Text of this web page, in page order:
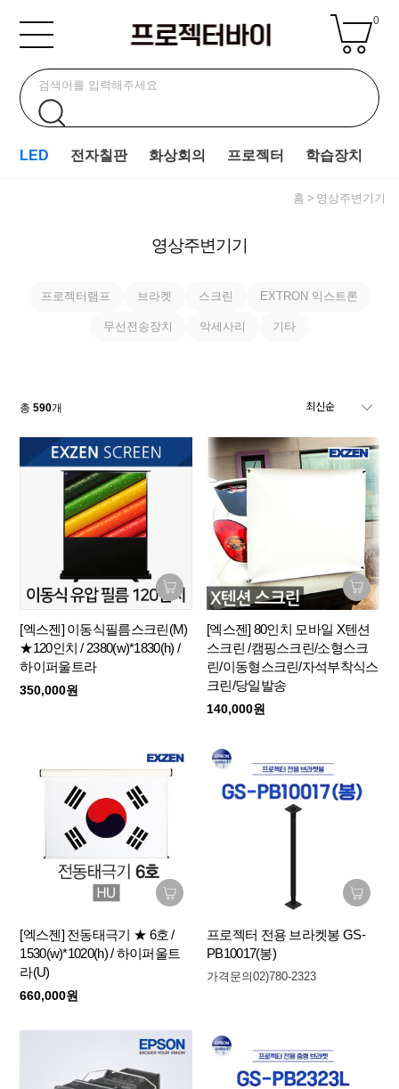
0
LED 전자칠판 화상회의 프로젝터 학습장치
홈 영상주변기기
영상주변기기
프로젝터램프 브라켓 스크린 EXTRON 익스트론
무선전송장치 악세사리 기타
총590개
[엑스젠] 이동식필름스크린(M)
★120인치 / 2380(w)*1830(h) /
하이퍼울트라
350,000원
[엑스젠] 80인치 모바일 X텐션
스크린 /캠핑스크린/소형스크
린/이동형스크린/자석부착식스
크린/당일발송
140,000원
[엑스젠] 전동태극기 ★ 6호 /
1530(w)*1020(h) / 하이퍼울트
라(U)
660,000원
프로젝터 전용 브라켓봉 GS-
PB10017(봉)
가격문의02)780-2323